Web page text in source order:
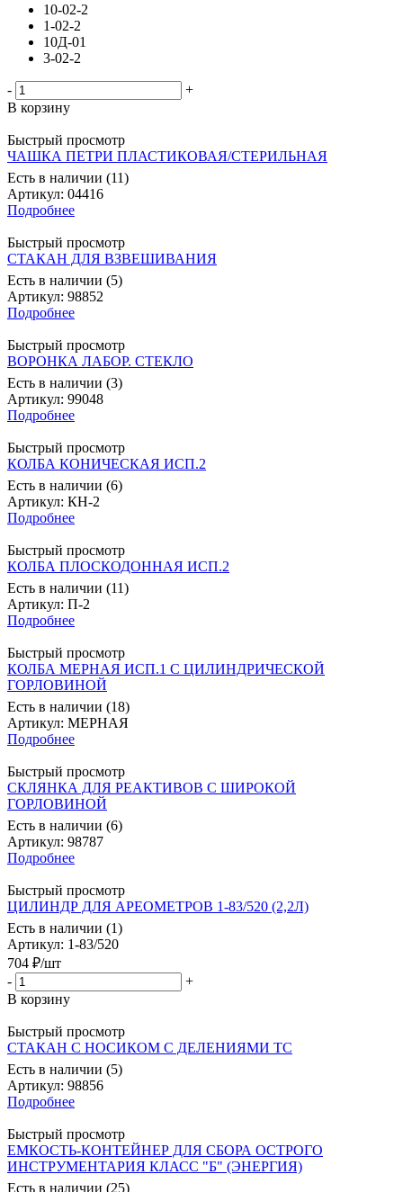
10-02-2
1-02-2
10Д-01
3-02-2
-
+
В корзину
Быстрый просмотр
ЧАШКА ПЕТРИ ПЛАСТИКОВАЯ/СТЕРИЛЬНАЯ
Есть в наличии (11)
Артикул: 04416
Подробнее
Быстрый просмотр
СТАКАН ДЛЯ ВЗВЕШИВАНИЯ
Есть в наличии (5)
Артикул: 98852
Подробнее
Быстрый просмотр
ВОРОНКА ЛАБОР. СТЕКЛО
Есть в наличии (3)
Артикул: 99048
Подробнее
Быстрый просмотр
КОЛБА КОНИЧЕСКАЯ ИСП.2
Есть в наличии (6)
Артикул: КН-2
Подробнее
Быстрый просмотр
КОЛБА ПЛОСКОДОННАЯ ИСП.2
Есть в наличии (11)
Артикул: П-2
Подробнее
Быстрый просмотр
КОЛБА МЕРНАЯ ИСП.1 С ЦИЛИНДРИЧЕСКОЙ
ГОРЛОВИНОЙ
Есть в наличии (18)
Артикул: МЕРНАЯ
Подробнее
Быстрый просмотр
СКЛЯНКА ДЛЯ РЕАКТИВОВ С ШИРОКОЙ
ГОРЛОВИНОЙ
Есть в наличии (6)
Артикул: 98787
Подробнее
Быстрый просмотр
ЦИЛИНДР ДЛЯ АРЕОМЕТРОВ 1-83/520 (2,2Л)
Есть в наличии (1)
Артикул: 1-83/520
704 ₽/шт
-
+
В корзину
Быстрый просмотр
СТАКАН С НОСИКОМ С ДЕЛЕНИЯМИ ТС
Есть в наличии (5)
Артикул: 98856
Подробнее
Быстрый просмотр
ЕМКОСТЬ-КОНТЕЙНЕР ДЛЯ СБОРА ОСТРОГО
ИНСТРУМЕНТАРИЯ КЛАСС "Б" (ЭНЕРГИЯ)
Есть в наличии (25)